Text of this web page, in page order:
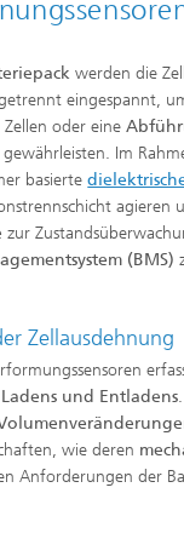
werden die
eingespannt,
Zellen oder eine
Im
basierte
agieren
zur
(BMS)
Zellausdehnung
Ladens und Entladens
wie deren
Anforderungen der